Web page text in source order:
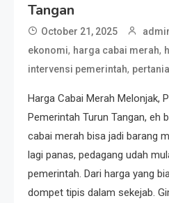
Tangan
October 21, 2025
ekonomi, harga cabai merah,
intervensi pemerintah,
Harga Cabai Merah Melonjak,
Pemerintah Turun Tangan, eh
cabai merah bisa jadi barang
lagi panas, pedagang udah
pemerintah. Dari harga yang
dompet tipis dalam sekejab.